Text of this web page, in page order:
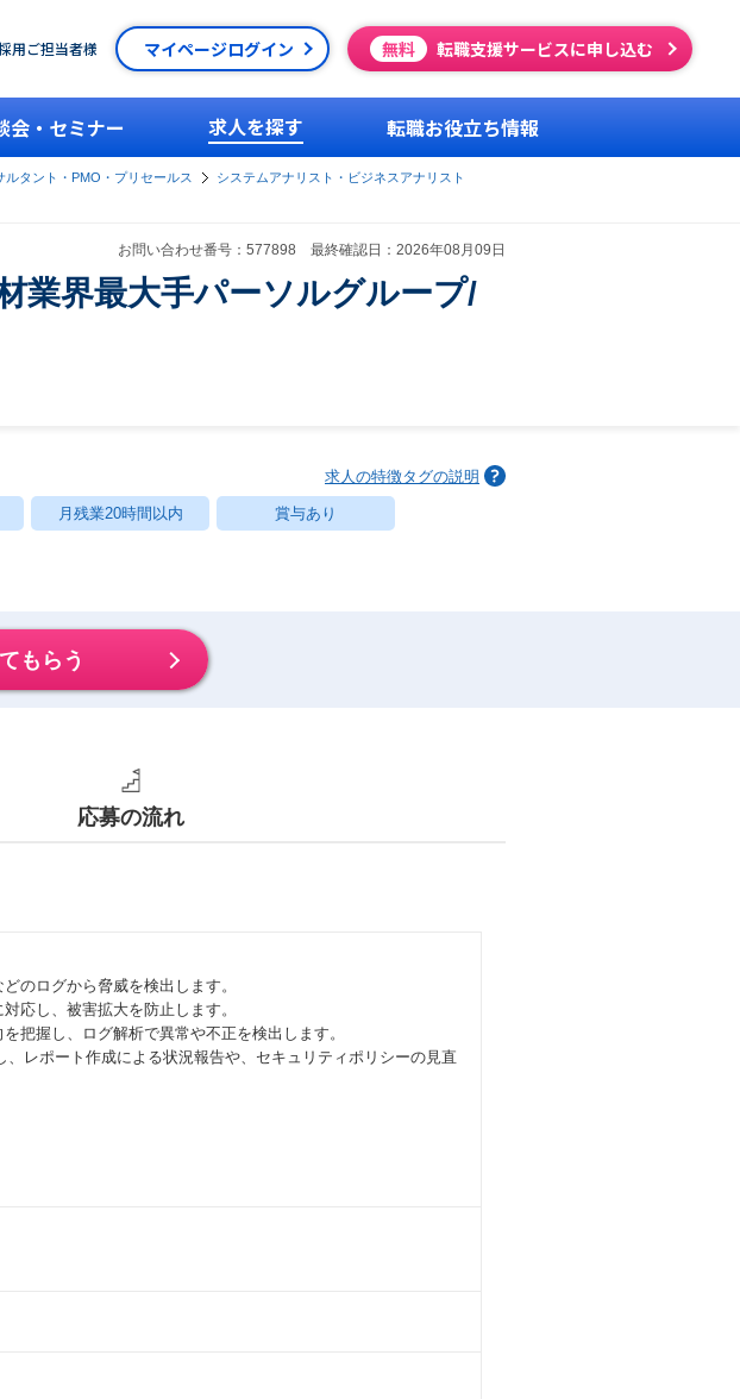
用ご担当者様 マイページログイン 無料 転職支援サービスに申し込む
会・セミナー 求人を探す 転職お役立ち情報
ルタント・PMO・プリセールス
システムアナリスト・ビジネスアナリスト
お問い合わせ番号：577898 最終確認日：2026年08月09日
業界最大手パーソルグループ/
求人の特徴タグの説明
月残業20時間以内 賞与あり
もらう
応募の流れ
のログから脅威を検出します。
応し、被害拡大を防止します。
把握し、ログ解析で異常や不正を検出します。
レポート作成による状況報告や、セキュリティポリシーの見直